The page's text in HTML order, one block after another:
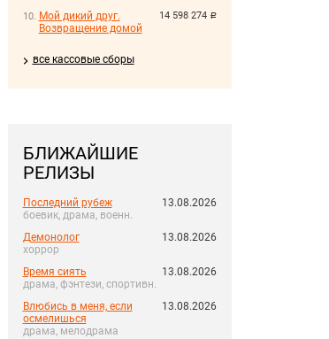
14 598 274 руб.
Мой дикий друг.
Возвращение домой
все кассовые сборы
БЛИЖАЙШИЕ
РЕЛИЗЫ
Последний рубеж
боевик, драма, военн.
13.08.2026
Демонолог
хоррор
13.08.2026
Время сиять
драма, фэнтези, спортивн.
13.08.2026
Влюбись в меня, если
осмелишься
драма, мелодрама
13.08.2026